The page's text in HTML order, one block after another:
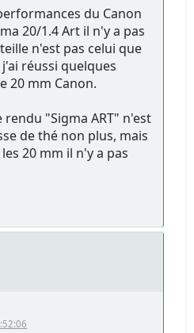
du Canon
20/1.4 Art il n'y a pas
n'est pas celui que
réussi quelques
20 mm Canon.
"Sigma ART" n'est
de thé non plus, mais
20 mm il n'y a pas